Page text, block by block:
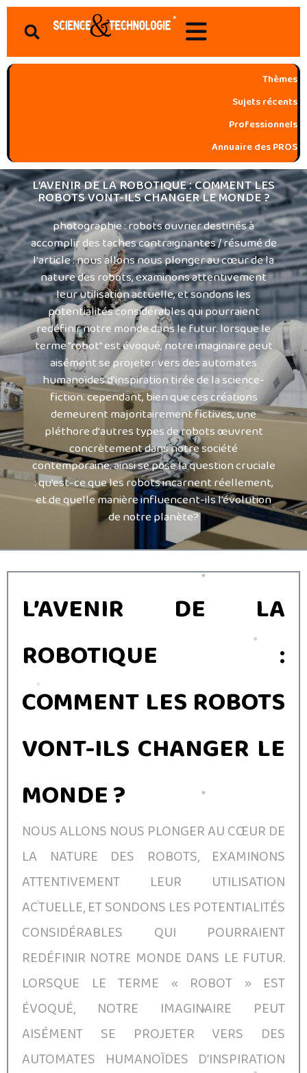
Aller
Search
Thèmes
Sujets récents
Professionnels
Annuaire des PROS
L’AVENIR DE LA ROBOTIQUE : COMMENT LES
ROBOTS VONT-ILS CHANGER LE MONDE ?
photographie : robots ouvrier destinés à
accomplir des taches contraignantes / résumé de
l'article : nous allons nous plonger au cœur de la
nature des robots, examinons attentivement
leur utilisation actuelle, et sondons les
potentialités considérables qui pourraient
redéfinir notre monde dans le futur. lorsque le
terme "robot" est évoqué, notre imaginaire peut
aisément se projeter vers des automates
humanoïdes d'inspiration tirée de la science-
fiction. cependant, bien que ces créations
demeurent majoritairement fictives, une
pléthore d'autres types de robots œuvrent
concrètement dans notre société
contemporaine. ainsi se pose la question cruciale
: qu'est-ce que les robots incarnent réellement,
et de quelle manière influencent-ils l'évolution
de notre planète?
L’AVENIR DE LA
ROBOTIQUE :
COMMENT LES ROBOTS
VONT-ILS CHANGER LE
MONDE ?
NOUS ALLONS NOUS PLONGER AU CŒUR DE
LA NATURE DES ROBOTS, EXAMINONS
ATTENTIVEMENT LEUR UTILISATION
ACTUELLE, ET SONDONS LES POTENTIALITÉS
CONSIDÉRABLES QUI POURRAIENT
REDÉFINIR NOTRE MONDE DANS LE FUTUR.
LORSQUE LE TERME « ROBOT » EST
ÉVOQUÉ, NOTRE IMAGINAIRE PEUT
AISÉMENT SE PROJETER VERS DES
AUTOMATES HUMANOÏDES D’INSPIRATION